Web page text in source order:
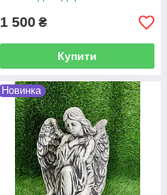
1 500 ₴
Купити
Новинка